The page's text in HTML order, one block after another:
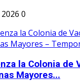
0
la Colonia de
Mayores...